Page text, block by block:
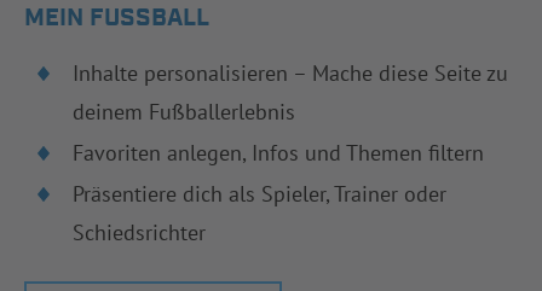
MEIN FUSSBALL
Inhalte personalisieren – Mache diese Seite zu
deinem Fußballerlebnis
Favoriten anlegen, Infos und Themen filtern
Präsentiere dich als Spieler, Trainer oder
Schiedsrichter